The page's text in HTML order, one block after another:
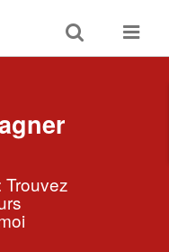
Toggle
search
Toggle